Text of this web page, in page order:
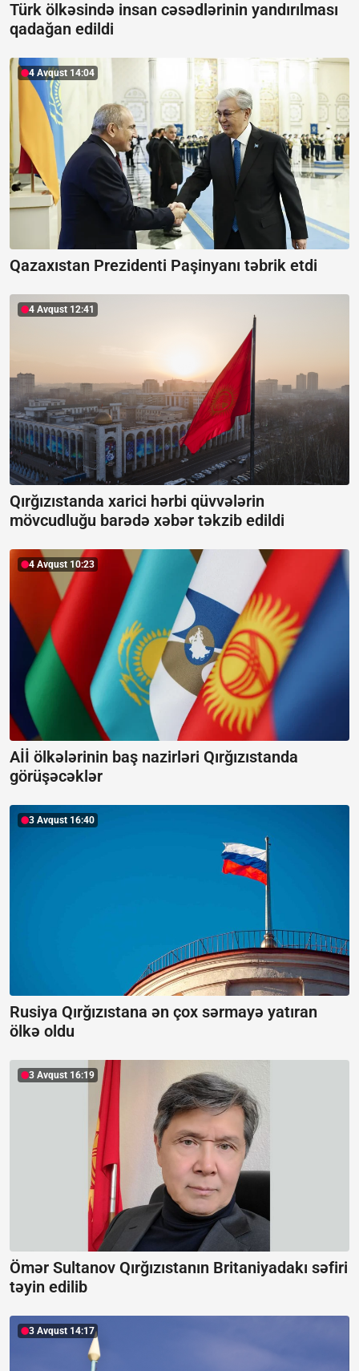
Türk ölkəsində insan cəsədlərinin yandırılması
qadağan edildi
4 Avqust 14:04
Qazaxıstan Prezidenti Paşinyanı təbrik etdi
4 Avqust 12:41
Qırğızıstanda xarici hərbi qüvvələrin
mövcudluğu barədə xəbər təkzib edildi
4 Avqust 10:23
Aİİ ölkələrinin baş nazirləri Qırğızıstanda
görüşəcəklər
3 Avqust 16:40
Rusiya Qırğızıstana ən çox sərmayə yatıran
ölkə oldu
3 Avqust 16:19
Ömər Sultanov Qırğızıstanın Britaniyadakı səfiri
təyin edilib
3 Avqust 14:17